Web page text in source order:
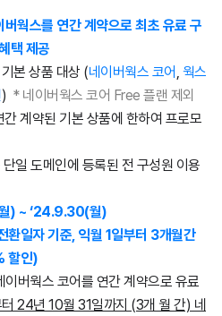
웍스를 연간 계약으로 최초 유료 구
택 제공
본 상품 대상 (네이버웍스 코어 , 웍스
) * 네이버웍스 코어 Free 플랜 제외
계약된 기본 상품에 한하여 프로모
일 도메인에 등록된 전 구성원 이용
) ~ ‘24.9.30(월)
환일자 기준, 익월 1일부터 3개월간
할인)
버웍스 코어를 연간 계약으로 유료
24년 10월 31일까지 (3개 월 간) 네